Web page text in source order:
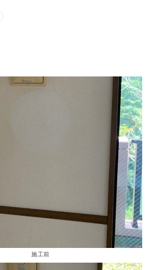
施工前